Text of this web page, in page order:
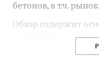
бетонов, в т.ч.
Обзор содержит
о ситуации на
‒ объемы